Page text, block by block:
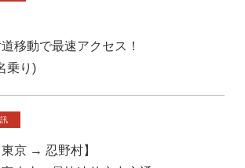
移動で最速アクセス！
乗り)
京 → 忍野村】